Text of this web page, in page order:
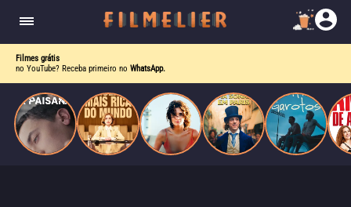
Filmes grátis
no YouTube? Receba primeiro no WhatsApp.
quando se apaixona por um de seus alvos.